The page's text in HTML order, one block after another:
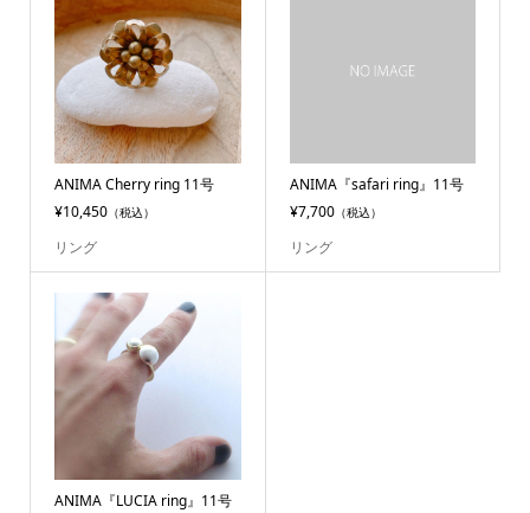
ANIMA Cherry ring 11号
¥10,450（税込）
リング
ANIMA『safari ring』11号
¥7,700（税込）
リング
ANIMA『LUCIA ring』11号